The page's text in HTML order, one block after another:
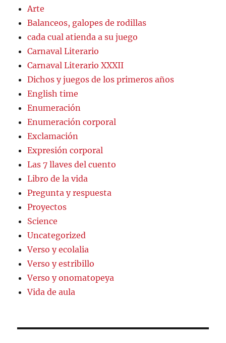
Arte
Balanceos, galopes de rodillas
cada cual atienda a su juego
Carnaval Literario
Carnaval Literario XXXII
Dichos y juegos de los primeros años
English time
Enumeración
Enumeración corporal
Exclamación
Expresión corporal
Las 7 llaves del cuento
Libro de la vida
Pregunta y respuesta
Proyectos
Science
Uncategorized
Verso y ecolalia
Verso y estribillo
Verso y onomatopeya
Vida de aula